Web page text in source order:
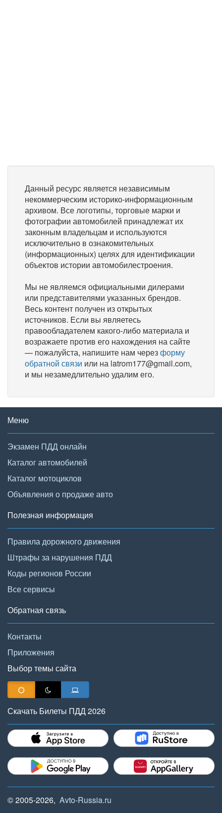
Данный ресурс является независимым
некоммерческим историко-информационным
архивом. Все логотипы, торговые марки и
фотографии автомобилей принадлежат их
законным владельцам и используются
исключительно в ознакомительных
(информационных) целях для идентификации
объектов истории автомобилестроения.
Мы не являемся официальными дилерами
или представителями указанных брендов.
Весь контент получен из открытых
источников. Если вы являетесь
правообладателем какого-либо материала и
возражаете против его нахождения на сайте
— пожалуйста, напишите нам черезформу
обратной связи или на latrom177@gmail.com,
и мы незамедлительно удалим его.
Меню
Экзамен ПДД онлайн
Каталог автомобилей
Каталог мотоциклов
Объявления о продаже авто
Полезная информация
Правила дорожного движения
Штрафы за нарушения ПДД
Коды регионов России
Все сервисы
Обратная связь
Контакты
Приложения
Выбор темы сайта
Скачать Билеты ПДД 2026
© 2005-2026, Avto-Russia.ru